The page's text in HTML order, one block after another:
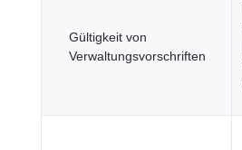
Gültigkeit von
Verwaltungsvorschriften